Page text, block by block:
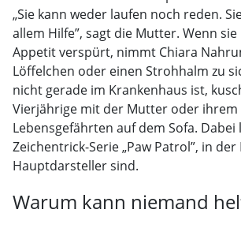
„Sie kann weder laufen noch reden.
allem Hilfe”, sagt die Mutter. Wenn
Appetit verspürt, nimmt Chiara
Löffelchen oder einen Strohhalm zu
nicht gerade im Krankenhaus ist,
Vierjährige mit der Mutter oder ihrem
Lebensgefährten auf dem Sofa. Dabei
Zeichentrick-Serie „Paw Patrol”, in
Hauptdarsteller sind.
Warum kann niemand